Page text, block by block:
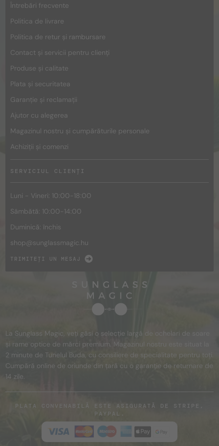
Întrebări frecvente
Politica de livrare
Politica de retur și rambursare
Contact și servicii pentru clienți
Produse și calitate
Plata și securitatea
Garanție și reclamații
Ajutor cu alegerea
Magazinul nostru și cumpărăturile personale
Achiziții și comenzi
SERVICIUL CLIENȚI
Luni - Vineri: 10:00-18:00
Sâmbătă: 10:00-14:00
Duminică: închis
shop@sunglassmagic.hu
TRIMITEȚI UN MESAJ
La Sunglass Magic, veți găsi o selecție largă de ochelari de soare
și rame optice de mărci premium. Magazinul nostru este situat la
2 minute de Tunelul Buda, cu consiliere de specialitate pentru toți.
Cumpără online de oriunde din țară cu o garanție de returnare de
14 zile.
PLATA CONVENABILĂ ESTE ASIGURATĂ DE STRIPE,
PAYPAL.